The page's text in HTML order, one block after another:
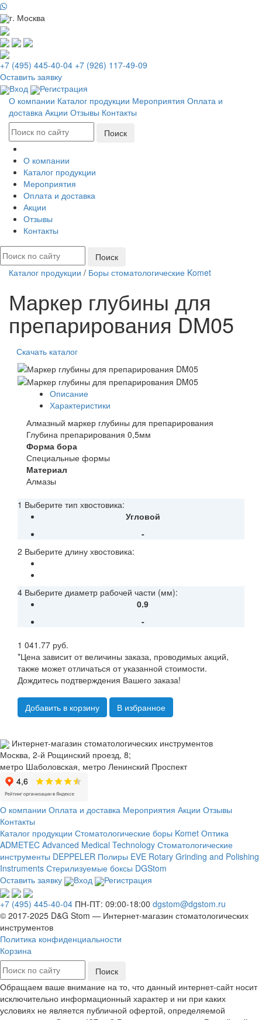
г. Москва
+7 (495) 445-40-04 +7 (926) 117-49-09
Оставить заявку
Вход
Регистрация
О компании Каталог продукции Мероприятия Оплата и
доставка Акции Отзывы Контакты
О компании
Каталог продукции
Мероприятия
Оплата и доставка
Акции
Отзывы
Контакты
Каталог продукции / Боры стоматологические Komet
Маркер глубины для
препарирования DM05
Скачать каталог
Описание
Характеристики
Алмазный маркер глубины для препарирования
Глубина препарирования 0,5мм
Форма бора
Специальные формы
Материал
Алмазы
1 Выберите тип хвостовика:
Угловой
-
2 Выберите длину хвостовика:
4 Выберите диаметр рабочей части (мм):
0.9
-
1 041.77 руб.
*Цена зависит от величины заказа, проводимых акций,
также может отличаться от указанной стоимости.
Дождитесь подтверждения Вашего заказа!
Добавить в корзину В избранное
Интернет-магазин стоматологических инструментов
Москва, 2-й Рощинский проезд, 8;
метро Шаболовская, метро Ленинский Проспект
О компании Оплата и доставка Мероприятия Акции Отзывы
Контакты
Каталог продукции Стоматологические боры Komet Оптика
ADMETEC Advanced Medical Technology Стоматологические
инструменты DEPPELER Полиры EVE Rotary Grinding and Polishing
Instruments Стерилизуемые боксы DGStom
Оставить заявку
Вход Регистрация
+7 (495) 445-40-04 ПН-ПТ: 09:00-18:00 dgstom@dgstom.ru
© 2017-2025 D&G Stom — Интернет-магазин стоматологических
инструментов
Политика конфиденциальности
Корзина
Обращаем ваше внимание на то, что данный интернет-сайт носит
исключительно информационный характер и ни при каких
условиях не является публичной офертой, определяемой